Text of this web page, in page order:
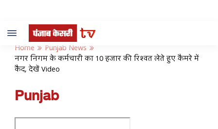
Toggle
navigation
Home
Punjab News
नगर निगम के कर्मचारी का 10 हजार की रिश्वत लेते हुए कैमरे में
कैद, देखें Video
Punjab